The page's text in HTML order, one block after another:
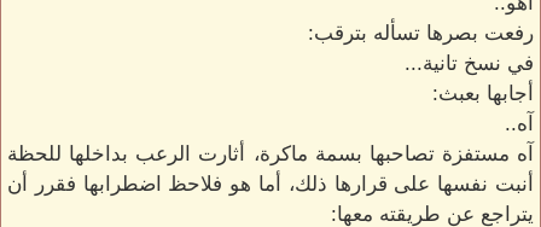
رفعت بصرها تسأله بترقب:
في نسخ تانية...
أجابها بعبث:
آه..
آه مستفزة تصاحبها بسمة ماكرة، أثارت الرعب بداخلها للحظة
أنبت نفسها على قرارها ذلك، أما هو فلاحظ اضطرابها فقرر أن
يتراجع عن طريقته معها: